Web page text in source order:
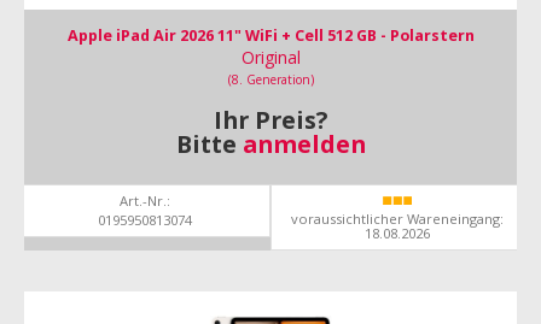
Apple iPad Air 2026 11" WiFi + Cell 512 GB - Polarstern
Original
(8. Generation)
Ihr Preis?
Bitte anmelden
Art.-Nr.:
0195950813074
voraussichtlicher Wareneingang:
18.08.2026